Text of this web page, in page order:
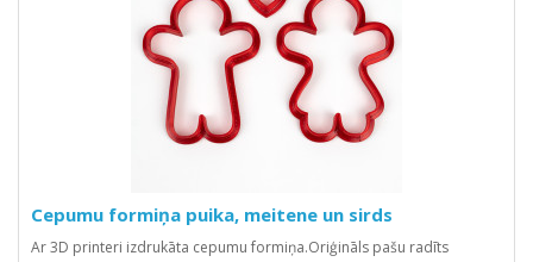
Cepumu formiņa puika, meitene un sirds
Ar 3D printeri izdrukāta cepumu formiņa.Oriģināls pašu radīts